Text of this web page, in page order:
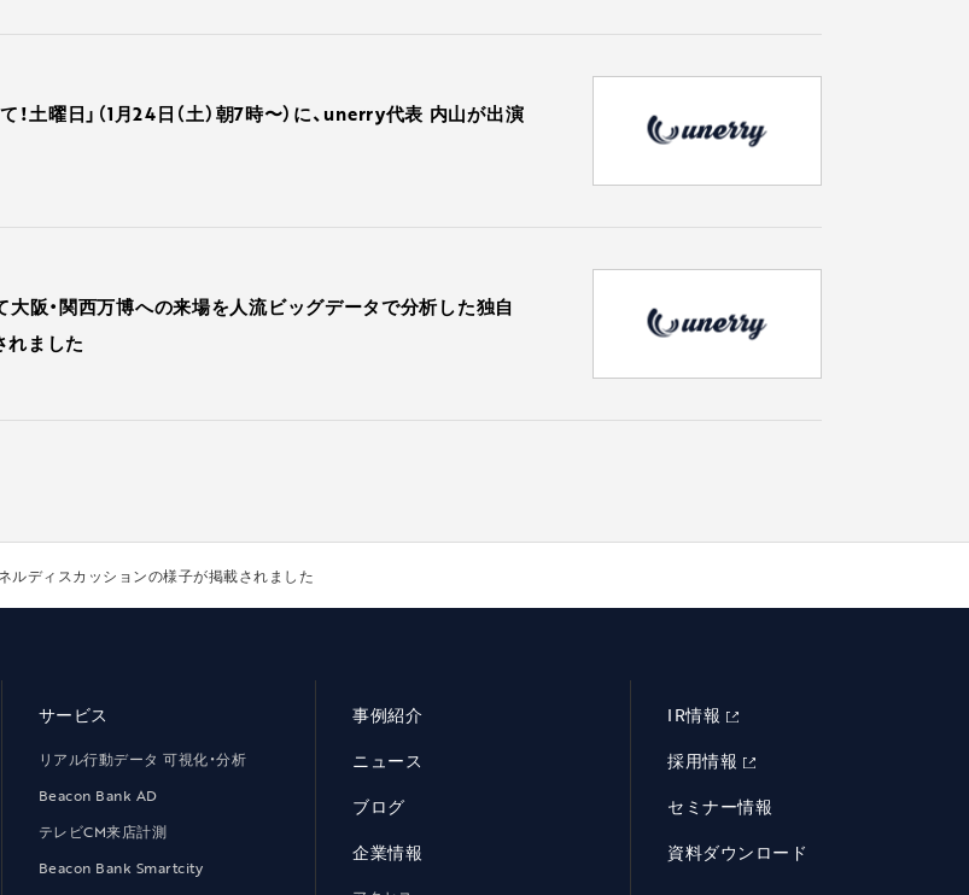
！土曜日」（1月24日（土）朝7時〜）に、unerry代表 内山が出演
大阪・関西万博への来場を人流ビッグデータで分析した独自
れました
ルディスカッションの様子が掲載されました
サービス
リアル行動データ 可視化・分析
Beacon Bank AD
テレビCM来店計測
Beacon Bank Smartcity
事例紹介
ニュース
ブログ
企業情報
IR情報
採用情報
セミナー情報
資料ダウンロード